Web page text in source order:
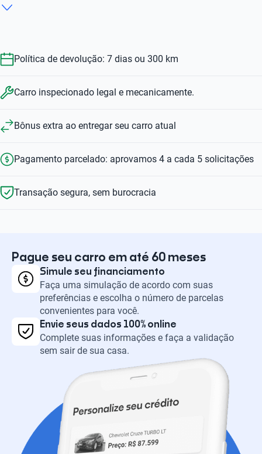
Política de devolução: 7 dias ou 300 km
Carro inspecionado legal e mecanicamente.
Bônus extra ao entregar seu carro atual
Pagamento parcelado: aprovamos 4 a cada 5 solicitações
Transação segura, sem burocracia
Pague seu carro em até 60 meses
Simule seu financiamento
Faça uma simulação de acordo com suas
preferências e escolha o número de parcelas
convenientes para você.
Envie seus dados 100% online
Complete suas informações e faça a validação
sem sair de sua casa.